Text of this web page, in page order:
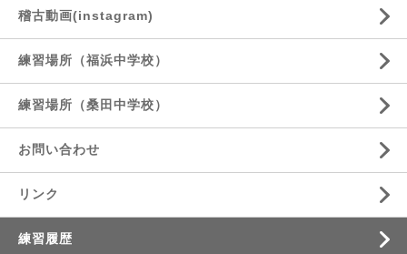
稽古動画(instagram)
練習場所（福浜中学校）
練習場所（桑田中学校）
お問い合わせ
リンク
練習履歴